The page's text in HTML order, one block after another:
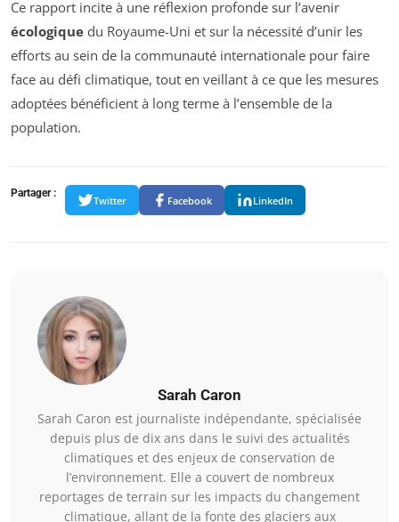
Ce rapport incite à une réflexion profonde sur l’avenir
écologique du Royaume-Uni et sur la nécessité d’unir les
efforts au sein de la communauté internationale pour faire
face au défi climatique, tout en veillant à ce que les mesures
adoptées bénéficient à long terme à l’ensemble de la
population.
Partager :
Twitter Facebook LinkedIn
Sarah Caron
Sarah Caron est journaliste indépendante, spécialisée
depuis plus de dix ans dans le suivi des actualités
climatiques et des enjeux de conservation de
l’environnement. Elle a couvert de nombreux
reportages de terrain sur les impacts du changement
climatique, allant de la fonte des glaciers aux